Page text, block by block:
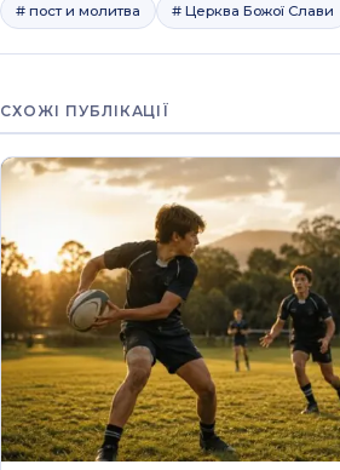
# пост и молитва # Церква Божої Слави
СХОЖІ ПУБЛІКАЦІЇ